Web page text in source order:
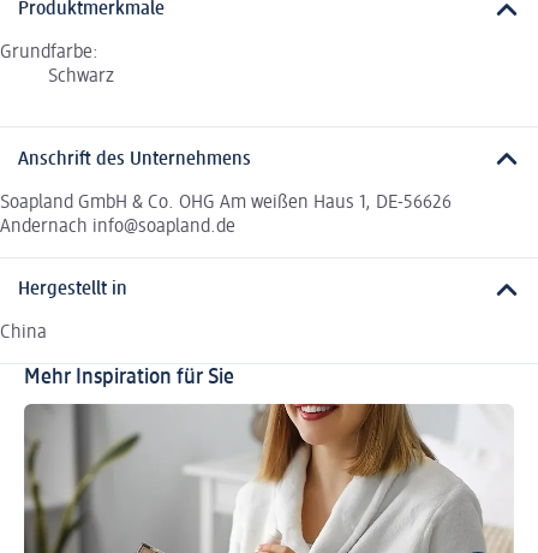
Produktmerkmale
Grundfarbe:
Schwarz
Anschrift des Unternehmens
Soapland GmbH & Co. OHG Am weißen Haus 1, DE-56626
Andernach info@soapland.de
Hergestellt in
China
Mehr Inspiration für Sie